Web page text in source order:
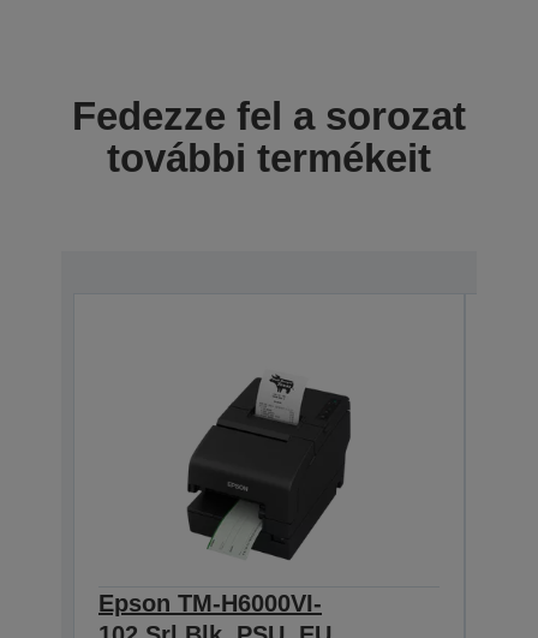
Fedezze fel a sorozat
további termékeit
Epson TM-H6000VI-